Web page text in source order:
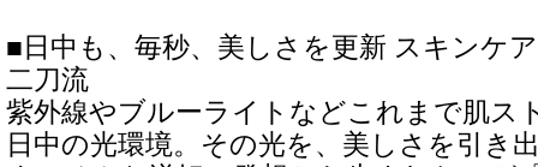
■日中も、毎秒、美しさを更新 スキンケ
二刀流
紫外線やブルーライトなどこれまで肌ス
日中の光環境。その光を、美しさを引き